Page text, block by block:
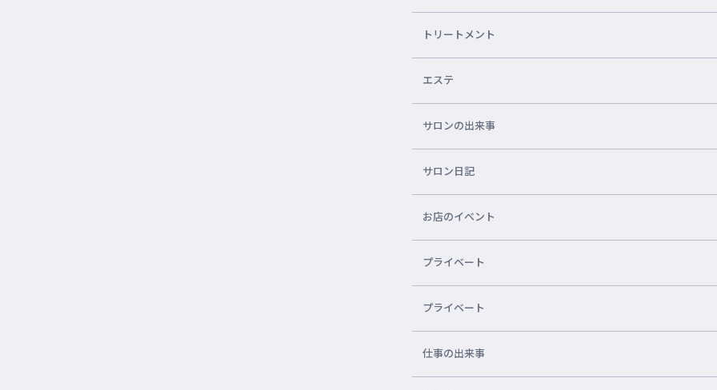
トリートメント
エステ
サロンの出来事
サロン日記
お店のイベント
プライベート
プライベート
仕事の出来事